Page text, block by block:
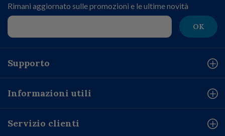
Rimani aggiornato sulle promozioni e le ultime novità
OK
Supporto
Informazioni utili
Servizio clienti